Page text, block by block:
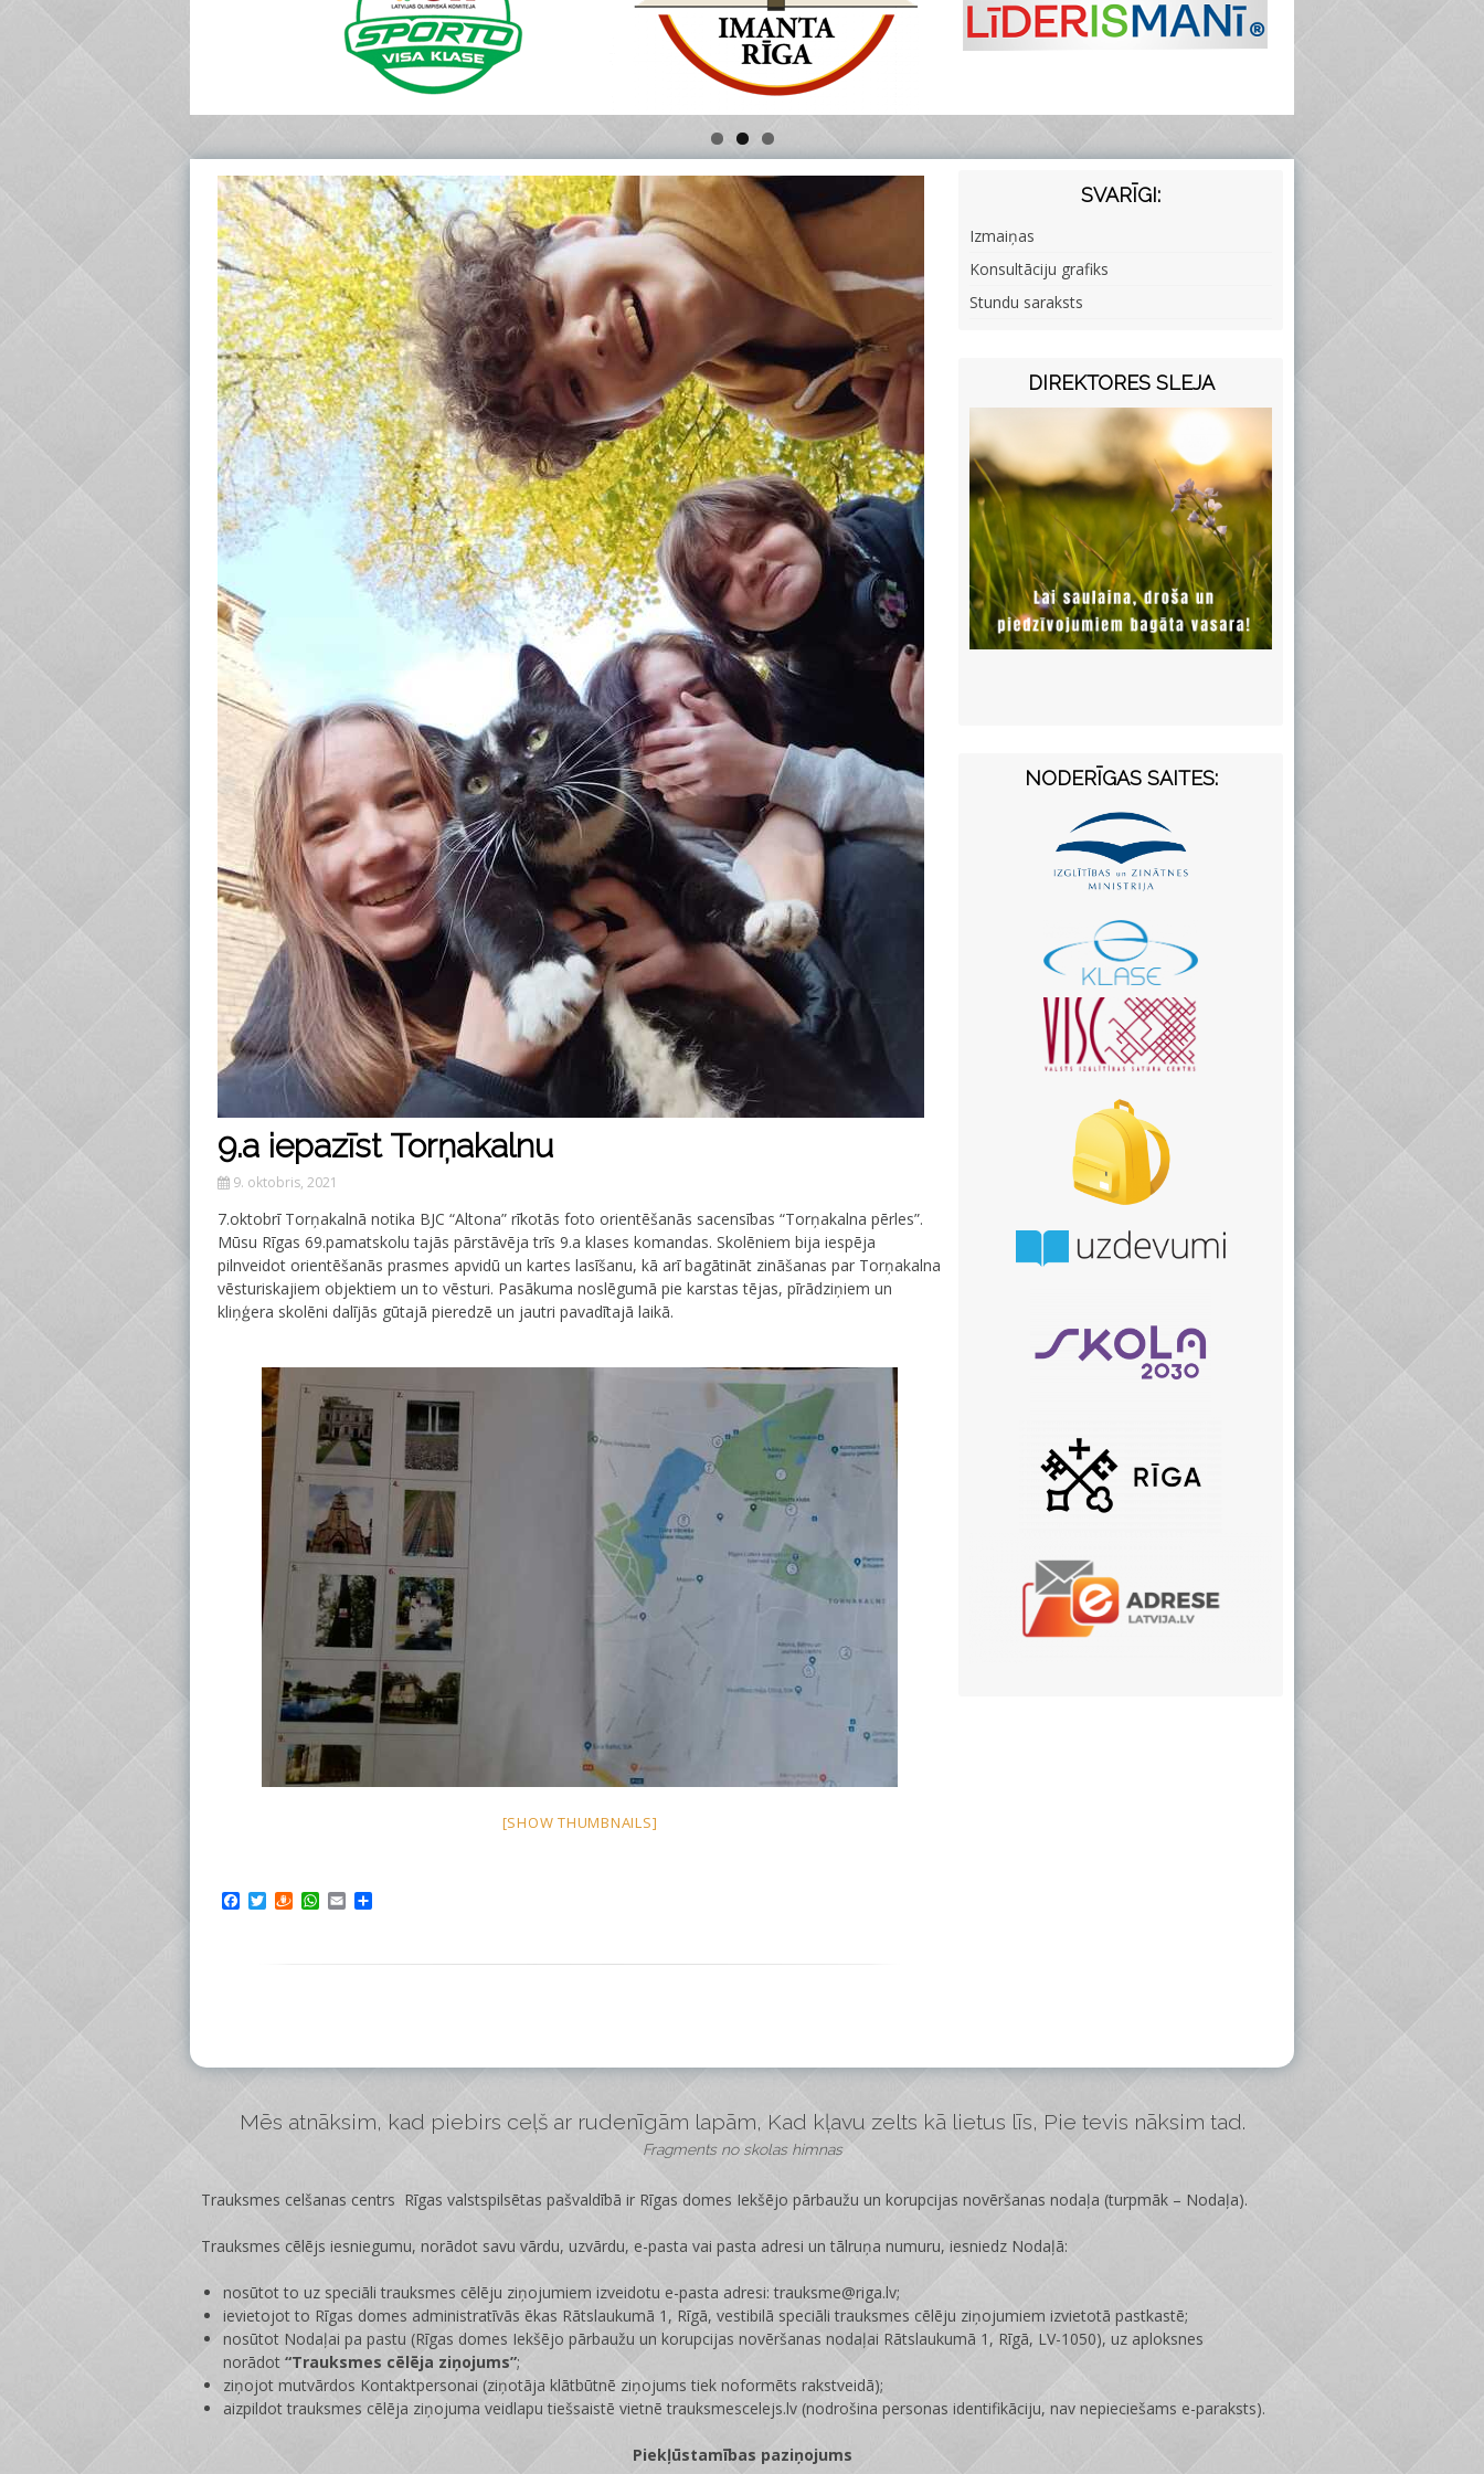
9.a iepazīst Torņakalnu
9. oktobris, 2021
7.oktobrī Torņakalnā notika BJC “Altona” rīkotās foto orientēšanās sacensības “Torņakalna pērles”.
Mūsu Rīgas 69.pamatskolu tajās pārstāvēja trīs 9.a klases komandas. Skolēniem bija iespēja
pilnveidot orientēšanās prasmes apvidū un kartes lasīšanu, kā arī bagātināt zināšanas par Torņakalna
vēsturiskajiem objektiem un to vēsturi. Pasākuma noslēgumā pie karstas tējas, pīrādziņiem un
kliņģera skolēni dalījās gūtajā pieredzē un jautri pavadītajā laikā.
[SHOW THUMBNAILS]
Facebook
TwitterDraugiem
WhatsApp
Email
SVARĪGI:
Izmaiņas
Konsultāciju grafiks
Stundu saraksts
DIREKTORES SLEJA
NODERĪGAS SAITES:
Mēs atnāksim, kad piebirs ceļš ar rudenīgām lapām, Kad kļavu zelts kā lietus līs, Pie tevis nāksim tad.
Fragments no skolas himnas
Trauksmes celšanas centrs Rīgas valstspilsētas pašvaldībā ir Rīgas domes Iekšējo pārbaužu un korupcijas novēršanas nodaļa (turpmāk – Nodaļa).
Trauksmes cēlējs iesniegumu, norādot savu vārdu, uzvārdu, e-pasta vai pasta adresi un tālruņa numuru, iesniedz Nodaļā:
nosūtot to uz speciāli trauksmes cēlēju ziņojumiem izveidotu e-pasta adresi: trauksme@riga.lv;
ievietojot to Rīgas domes administratīvās ēkas Rātslaukumā 1, Rīgā, vestibilā speciāli trauksmes cēlēju ziņojumiem izvietotā pastkastē;
nosūtot Nodaļai pa pastu (Rīgas domes Iekšējo pārbaužu un korupcijas novēršanas nodaļai Rātslaukumā 1, Rīgā, LV-1050), uz aploksnes
norādot “Trauksmes cēlēja ziņojums”;
ziņojot mutvārdos Kontaktpersonai (ziņotāja klātbūtnē ziņojums tiek noformēts rakstveidā);
aizpildot trauksmes cēlēja ziņojuma veidlapu tiešsaistē vietnētrauksmescelejs.lv (nodrošina personas identifikāciju, nav nepieciešams e-paraksts).
Piekļūstamības paziņojums